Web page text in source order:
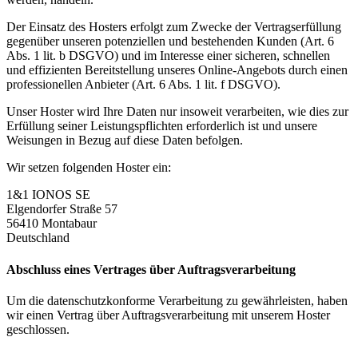
Der Einsatz des Hosters erfolgt zum Zwecke der Vertragserfüllung
gegenüber unseren potenziellen und bestehenden Kunden (Art. 6
Abs. 1 lit. b DSGVO) und im Interesse einer sicheren, schnellen
und effizienten Bereitstellung unseres Online-Angebots durch einen
professionellen Anbieter (Art. 6 Abs. 1 lit. f DSGVO).
Unser Hoster wird Ihre Daten nur insoweit verarbeiten, wie dies zur
Erfüllung seiner Leistungspflichten erforderlich ist und unsere
Weisungen in Bezug auf diese Daten befolgen.
Wir setzen folgenden Hoster ein:
1&1 IONOS SE
Elgendorfer Straße 57
56410 Montabaur
Deutschland
Abschluss eines Vertrages über Auftragsverarbeitung
Um die datenschutzkonforme Verarbeitung zu gewährleisten, haben
wir einen Vertrag über Auftragsverarbeitung mit unserem Hoster
geschlossen.